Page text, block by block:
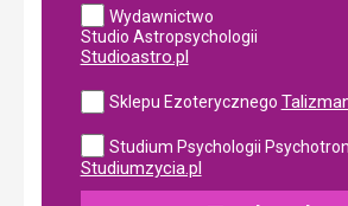
Wydawnictwo
Studio Astropsychologii
Studioastro.pl
Sklepu Ezoterycznego
Studium Psychologii
Studiumzycia.pl